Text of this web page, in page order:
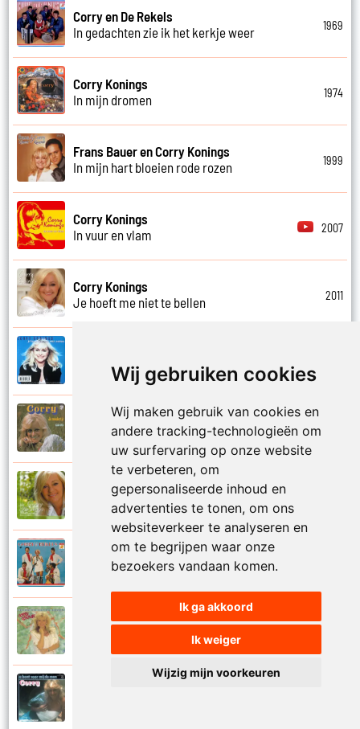
Wij gebruiken cookies
Wij maken gebruik van cookies en
andere tracking-technologieën om
uw surfervaring op onze website
te verbeteren, om
gepersonaliseerde inhoud en
advertenties te tonen, om ons
websiteverkeer te analyseren en
om te begrijpen waar onze
bezoekers vandaan komen.
Ik ga akkoord
Ik weiger
Wijzig mijn voorkeuren
Corry en De Rekels
In gedachten zie ik het kerkje weer
1969
Corry Konings
In mijn dromen
1974
Frans Bauer en Corry Konings
In mijn hart bloeien rode rozen
1999
Corry Konings
In vuur en vlam
2007
Corry Konings
Je hoeft me niet te bellen
2011
Je kan je leven nooit meer overdoen
Corry Konings
Je moedertje
Corry Konings
Corry en De Rekels
Jij bent een zeeman
Corry Konings